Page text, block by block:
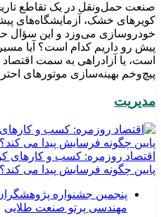
صنعت حمل‌ونقل در یک تقاطع
کویرهای خشک، آزمایشگاه‌های
خودروسازی می‌وزد و این سؤال
پیش رو داریم کدام است؟ آیا
است، یا آزادراهی به سمت اقتصاد
پیچ‌وخم بهینه‌سازی موتورهای
مدیریت
اقتصاد روزمره: کسب‌ و کارهای
پایین چگونه فرسایش پیدا می کند؟
پنجمین جشنواره
مهندسی پرتو صنعت طلایی